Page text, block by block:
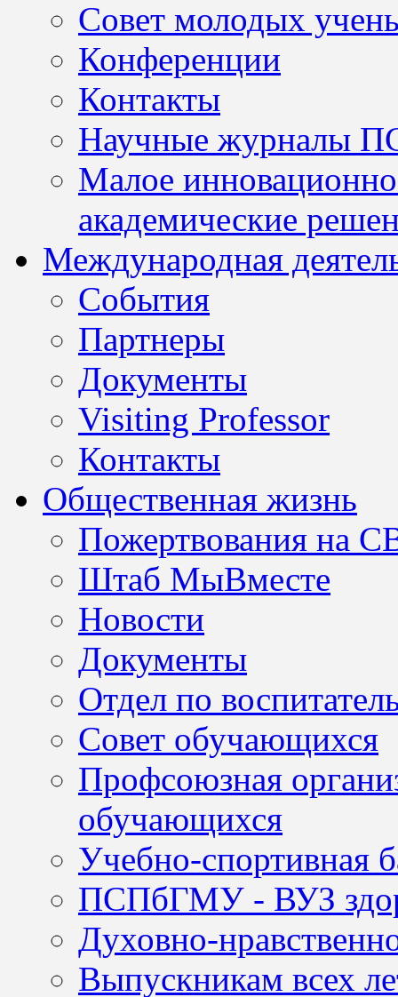
Совет молодых
Конференции
Контакты
Научные журналы
Малое
академические
Международная
События
Партнеры
Документы
Visiting Professor
Контакты
Общественная жизнь
Пожертвования на
Штаб МыВместе
Новости
Документы
Отдел по
Совет обучающихся
Профсоюзная
обучающихся
Учебно-спортивная
ПСПбГМУ - ВУЗ
Духовно-
Выпускникам всех